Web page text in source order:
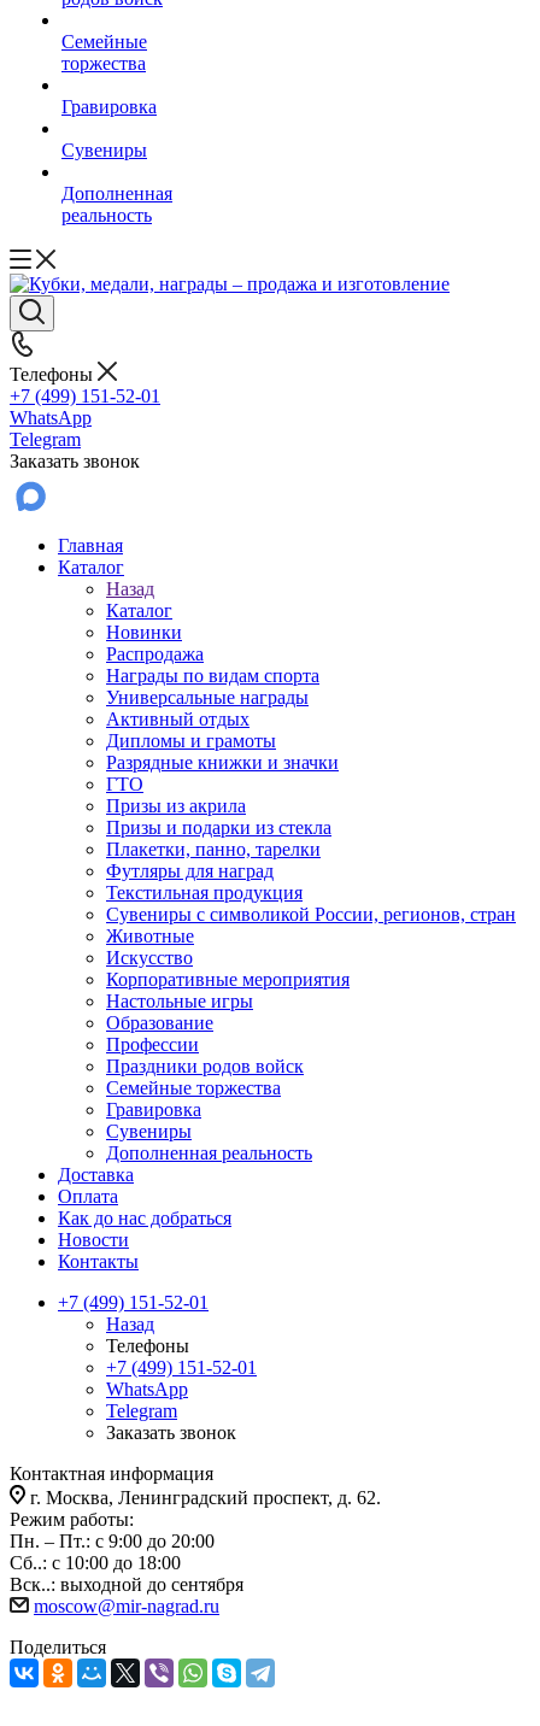
Семейные
торжества
Гравировка
Сувениры
Дополненная
реальность
Телефоны
+7 (499) 151-52-01
WhatsApp
Telegram
Заказать звонок
Главная
Каталог
Назад
Каталог
Новинки
Распродажа
Награды по видам спорта
Универсальные награды
Активный отдых
Дипломы и грамоты
Разрядные книжки и значки
ГТО
Призы из акрила
Призы и подарки из стекла
Плакетки, панно, тарелки
Футляры для наград
Текстильная продукция
Сувениры с символикой России, регионов, стран
Животные
Искусство
Корпоративные мероприятия
Настольные игры
Образование
Профессии
Праздники родов войск
Семейные торжества
Гравировка
Сувениры
Дополненная реальность
Доставка
Оплата
Как до нас добраться
Новости
Контакты
+7 (499) 151-52-01
Назад
Телефоны
+7 (499) 151-52-01
WhatsApp
Telegram
Заказать звонок
Контактная информация
г. Москва, Ленинградский проспект, д. 62.
Режим работы:
Пн. – Пт.: с 9:00 до 20:00
Сб..: с 10:00 до 18:00
Вск..: выходной до сентября
moscow@mir-nagrad.ru
Поделиться